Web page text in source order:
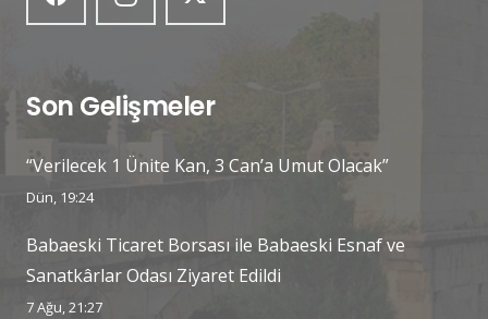
Son Gelişmeler
“Verilecek 1 Ünite Kan, 3 Can’a Umut Olacak”
Dün, 19:24
Babaeski Ticaret Borsası ile Babaeski Esnaf ve
Sanatkârlar Odası Ziyaret Edildi
7 Ağu, 21:27